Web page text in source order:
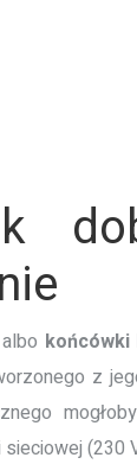
albo
z
(230